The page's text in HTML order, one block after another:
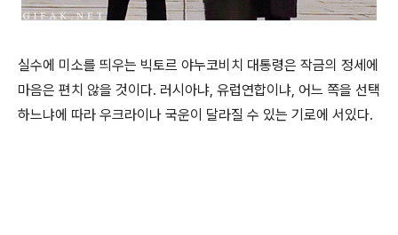
실수에 미소를 띄우는 빅토르 야누코비치 대통령은 작금의 정세에
마음은 편치 않을 것이다. 러시아냐, 유럽연합이냐, 어느 쪽을 선택
하느냐에 따라 우크라이나 국운이 달라질 수 있는 기로에 서있다.